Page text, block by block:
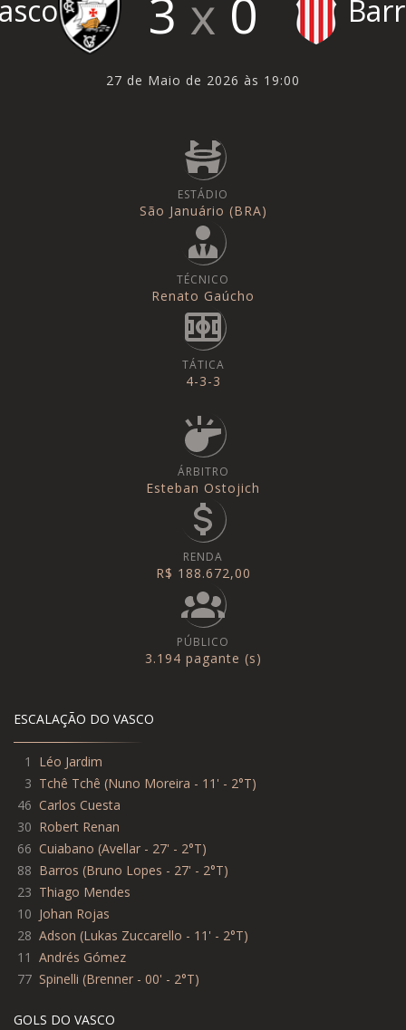
3 0
27 de Maio de 2026 às 19:00
ESTÁDIO
São Januário (BRA)
TÉCNICO
Renato Gaúcho
TÁTICA
4-3-3
ÁRBITRO
Esteban Ostojich
RENDA
R$ 188.672,00
PÚBLICO
3.194 pagante (s)
ESCALAÇÃO DO VASCO
1
Léo Jardim
3 Tchê Tchê (Nuno Moreira - 11' - 2°T)
46 Carlos Cuesta
30 Robert Renan
66 Cuiabano (Avellar - 27' - 2°T)
88 Barros (Bruno Lopes - 27' - 2°T)
23 Thiago Mendes
10 Johan Rojas
28 Adson (Lukas Zuccarello - 11' - 2°T)
11 Andrés Gómez
77 Spinelli (Brenner - 00' - 2°T)
GOLS DO VASCO